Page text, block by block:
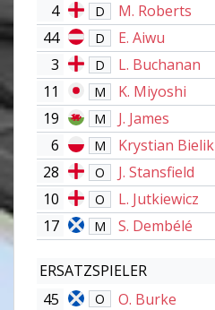
4 D
M. Roberts
44
D E. Aiwu
3 D
L. Buchanan
11
M K. Miyoshi
19 M J. James
6 M Krystian Bielik
28 O J. Stansfield
10 O L. Jutkiewicz
17 M S. Dembélé
ERSATZSPIELER
45
O O. Burke